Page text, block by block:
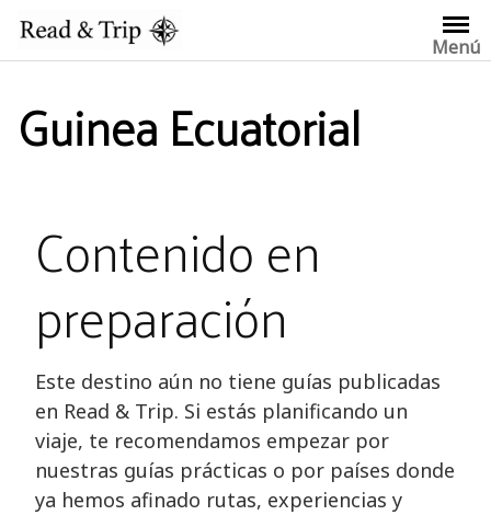
contenido
Menú
Guinea Ecuatorial
Contenido en
preparación
Este destino aún no tiene guías publicadas
en Read & Trip. Si estás planificando un
viaje, te recomendamos empezar por
nuestras guías prácticas o por países donde
ya hemos afinado rutas, experiencias y